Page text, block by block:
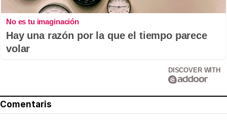
No es tu imaginación
Hay una razón por la que el tiempo parece
volar
DISCOVER WITH
Comentaris